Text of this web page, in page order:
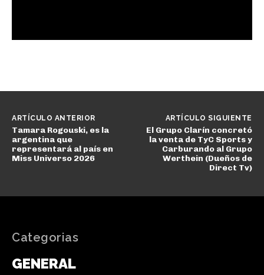
ARTÍCULO ANTERIOR
Tamara Rogouski, es la
argentina que
representará al país en
Miss Universo 2026
ARTÍCULO SIGUIENTE
El Grupo Clarín concretó
la venta de TyC Sports y
Carburando al Grupo
Werthein (Dueños de
Direct Tv)
Categorias
GENERAL